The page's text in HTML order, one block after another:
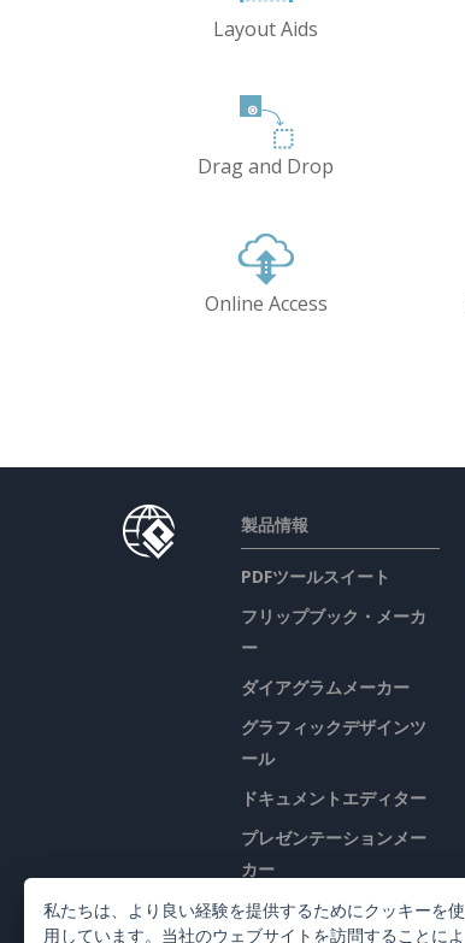
Layout Aids
Drag and Drop
Online Access
製品情報
PDFツールスイート
フリップブック・メーカ
ー
ダイアグラムメーカー
グラフィックデザインツ
ール
ドキュメントエディター
プレゼンテーションメー
カー
表計算エディター
私たちは、より良い経験を提供するためにクッキーを使
用しています。当社のウェブサイトを訪問することによ